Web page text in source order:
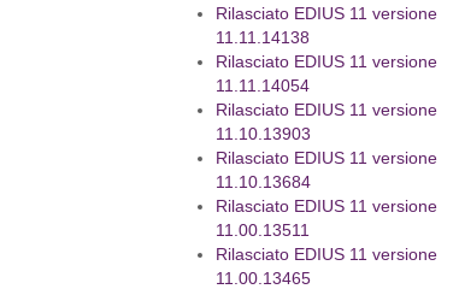
Rilasciato EDIUS 11 versione
11.11.14138
Rilasciato EDIUS 11 versione
11.11.14054
Rilasciato EDIUS 11 versione
11.10.13903
Rilasciato EDIUS 11 versione
11.10.13684
Rilasciato EDIUS 11 versione
11.00.13511
Rilasciato EDIUS 11 versione
11.00.13465